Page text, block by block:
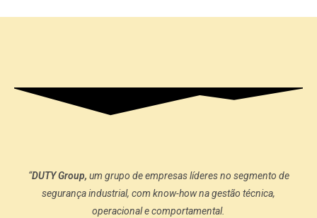
“DUTY Group, um grupo de empresas líderes no segmento de
segurança industrial, com know-how na gestão técnica,
operacional e comportamental.